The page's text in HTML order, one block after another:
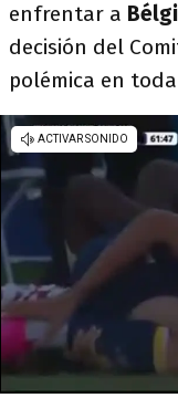
enfrentar a
decisión del
polémica en